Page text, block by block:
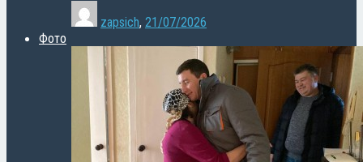
zapsich, 21/07/2026
Фото